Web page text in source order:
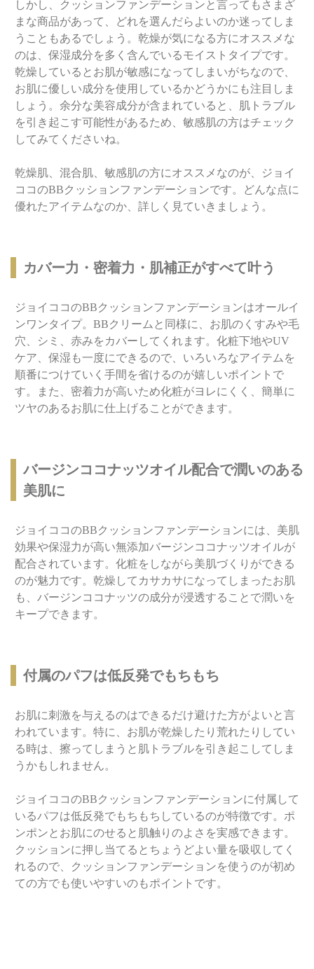
しかし、クッションファンデーションと言ってもさまざ
まな商品があって、どれを選んだらよいのか迷ってしま
うこともあるでしょう。乾燥が気になる方にオススメな
のは、保湿成分を多く含んでいるモイストタイプです。
乾燥しているとお肌が敏感になってしまいがちなので、
お肌に優しい成分を使用しているかどうかにも注目しま
しょう。余分な美容成分が含まれていると、肌トラブル
を引き起こす可能性があるため、敏感肌の方はチェック
してみてくださいね。
乾燥肌、混合肌、敏感肌の方にオススメなのが、ジョイ
ココのBBクッションファンデーションです。どんな点に
優れたアイテムなのか、詳しく見ていきましょう。
カバー力・密着力・肌補正がすべて叶う
ジョイココのBBクッションファンデーションはオールイ
ンワンタイプ。BBクリームと同様に、お肌のくすみや毛
穴、シミ、赤みをカバーしてくれます。化粧下地やUV
ケア、保湿も一度にできるので、いろいろなアイテムを
順番につけていく手間を省けるのが嬉しいポイントで
す。また、密着力が高いため化粧がヨレにくく、簡単に
ツヤのあるお肌に仕上げることができます。
バージンココナッツオイル配合で潤いのある
美肌に
ジョイココのBBクッションファンデーションには、美肌
効果や保湿力が高い無添加バージンココナッツオイルが
配合されています。化粧をしながら美肌づくりができる
のが魅力です。乾燥してカサカサになってしまったお肌
も、バージンココナッツの成分が浸透することで潤いを
キープできます。
付属のパフは低反発でもちもち
お肌に刺激を与えるのはできるだけ避けた方がよいと言
われています。特に、お肌が乾燥したり荒れたりしてい
る時は、擦ってしまうと肌トラブルを引き起こしてしま
うかもしれません。
ジョイココのBBクッションファンデーションに付属して
いるパフは低反発でもちもちしているのが特徴です。ポ
ンポンとお肌にのせると肌触りのよさを実感できます。
クッションに押し当てるとちょうどよい量を吸収してく
れるので、クッションファンデーションを使うのが初め
ての方でも使いやすいのもポイントです。